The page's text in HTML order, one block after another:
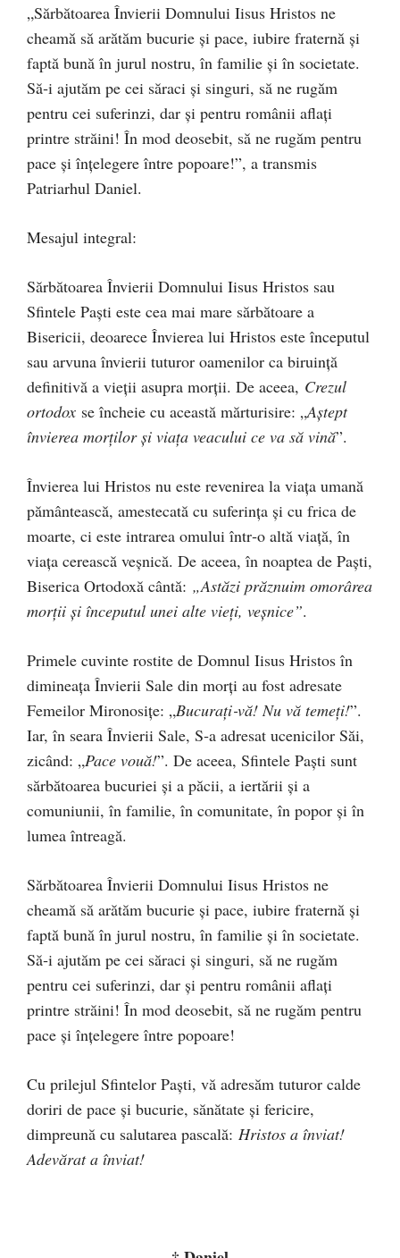
„Sărbătoarea Învierii Domnului Iisus Hristos ne
cheamă să arătăm bucurie şi pace, iubire fraternă şi
faptă bună în jurul nostru, în familie şi în societate.
Să‑i ajutăm pe cei săraci şi singuri, să ne rugăm
pentru cei suferinzi, dar şi pentru românii aflaţi
printre străini! În mod deosebit, să ne rugăm pentru
pace şi înţelegere între popoare!”, a transmis
Patriarhul Daniel.
Mesajul integral:
Sărbătoarea Învierii Domnului Iisus Hristos sau
Sfintele Paşti este cea mai mare sărbătoare a
Bisericii, deoarece Învierea lui Hristos este începutul
sau arvuna învierii tuturor oamenilor ca biruinţă
definitivă a vieţii asupra morţii. De aceea, Crezul
ortodox se încheie cu această mărturisire: „Aştept
învierea morţilor şi viaţa veacului ce va să vină”.
Învierea lui Hristos nu este revenirea la viaţa umană
pământească, amestecată cu suferinţa şi cu frica de
moarte, ci este intrarea omului într‑o altă viaţă, în
viaţa cerească veşnică. De aceea, în noaptea de Paşti,
Biserica Ortodoxă cântă: „Astăzi prăznuim omorârea
morţii şi începutul unei alte vieţi, veşnice”.
Primele cuvinte rostite de Domnul Iisus Hristos în
dimineața Învierii Sale din morţi au fost adresate
Femeilor Mironosiţe: „Bucuraţi‑vă! Nu vă temeţi!”.
Iar, în seara Învierii Sale, S‑a adresat ucenicilor Săi,
zicând: „Pace vouă!”. De aceea, Sfintele Paşti sunt
sărbătoarea bucuriei şi a păcii, a iertării şi a
comuniunii, în familie, în comunitate, în popor şi în
lumea întreagă.
Sărbătoarea Învierii Domnului Iisus Hristos ne
cheamă să arătăm bucurie şi pace, iubire fraternă şi
faptă bună în jurul nostru, în familie şi în societate.
Să‑i ajutăm pe cei săraci şi singuri, să ne rugăm
pentru cei suferinzi, dar şi pentru românii aflaţi
printre străini! În mod deosebit, să ne rugăm pentru
pace şi înţelegere între popoare!
Cu prilejul Sfintelor Paști, vă adresăm tuturor calde
doriri de pace şi bucurie, sănătate și fericire,
dimpreună cu salutarea pascală: Hristos a înviat!
Adevărat a înviat!